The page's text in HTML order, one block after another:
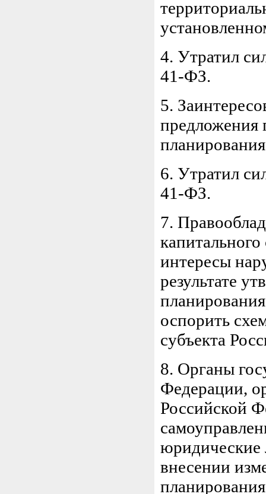
4. Утратил
41-ФЗ.
5.
предложения
6. Утратил
41-ФЗ.
7.
интересы
результате
оспорить
субъекта
8. Органы
Федерации,
Российской
юридические
внесении